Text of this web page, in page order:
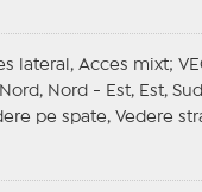
lateral, Acces mixt;
Nord - Est, Est,
pe spate, Vedere